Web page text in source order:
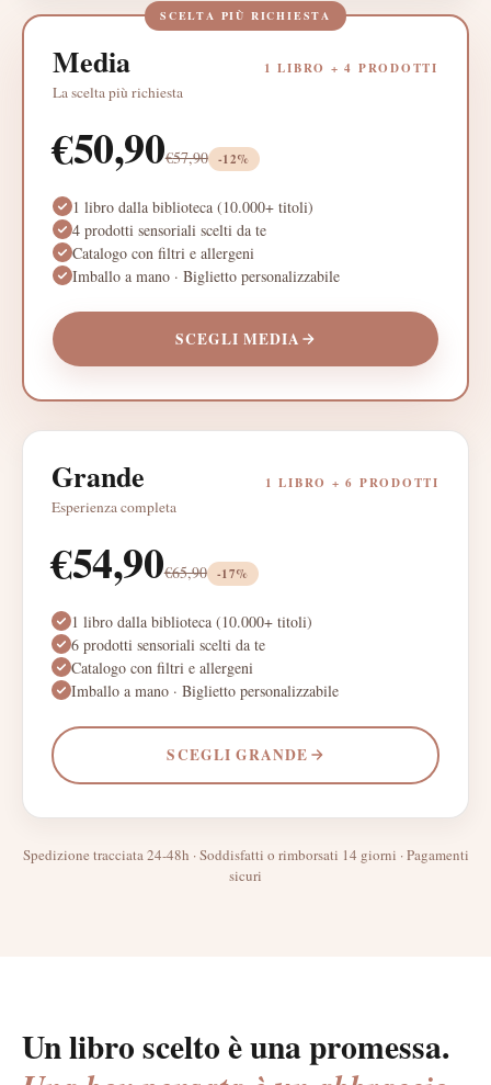
SCELTA PIÙ RICHIESTA
Media 1 LIBRO +4 PRODOTTI
La scelta più richiesta
€50,90€57,90 -12%
1 libro dalla biblioteca (10.000+ titoli)
4 prodotti sensoriali scelti da te
Catalogo con filtri e allergeni
Imballo a mano · Biglietto personalizzabile
SCEGLIMEDIA
Grande 1 LIBRO +6 PRODOTTI
Esperienza completa
€54,90€65,90 -17%
1 libro dalla biblioteca (10.000+ titoli)
6 prodotti sensoriali scelti da te
Catalogo con filtri e allergeni
Imballo a mano · Biglietto personalizzabile
SCEGLIGRANDE
Spedizione tracciata 24-48h · Soddisfatti o rimborsati 14 giorni · Pagamenti
sicuri
Un libro scelto è una promessa.